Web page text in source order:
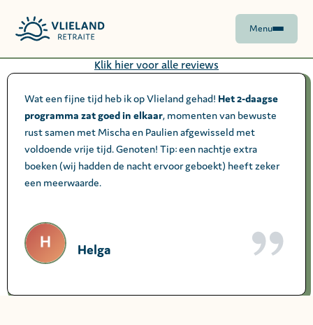
Menu
Klik hier voor alle reviews
Wat een fijne tijd heb ik op Vlieland gehad! Het 2-daagse
programma zat goed in elkaar, momenten van bewuste
rust samen met Mischa en Paulien afgewisseld met
voldoende vrije tijd. Genoten! Tip: een nachtje extra
boeken (wij hadden de nacht ervoor geboekt) heeft zeker
een meerwaarde.
Helga